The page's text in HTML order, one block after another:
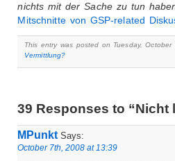
nichts mit der Sache zu tun
Mitschnitte von GSP-related
This entry was posted on Tuesday,
Vermittlung?
39 Responses to “Nicht
MPunktSays:
October 7th, 2008 at 13:39